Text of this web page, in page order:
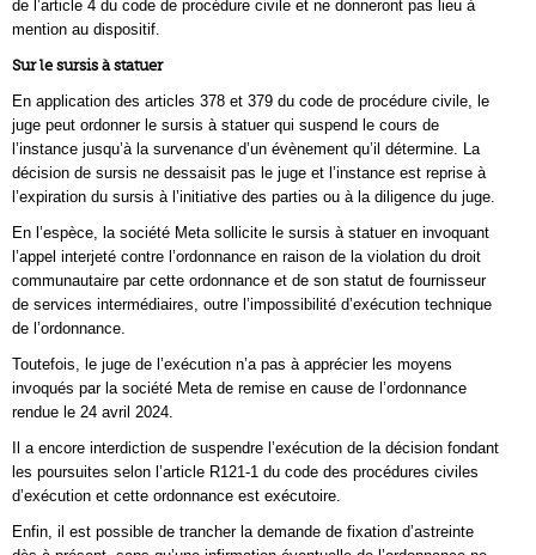
de l’article 4 du code de procédure civile et ne donneront pas lieu à
mention au dispositif.
Sur le sursis à statuer
En application des articles 378 et 379 du code de procédure civile, le
juge peut ordonner le sursis à statuer qui suspend le cours de
l’instance jusqu’à la survenance d’un évènement qu’il détermine. La
décision de sursis ne dessaisit pas le juge et l’instance est reprise à
l’expiration du sursis à l’initiative des parties ou à la diligence du juge.
En l’espèce, la société Meta sollicite le sursis à statuer en invoquant
l’appel interjeté contre l’ordonnance en raison de la violation du droit
communautaire par cette ordonnance et de son statut de fournisseur
de services intermédiaires, outre l’impossibilité d’exécution technique
de l’ordonnance.
Toutefois, le juge de l’exécution n’a pas à apprécier les moyens
invoqués par la société Meta de remise en cause de l’ordonnance
rendue le 24 avril 2024.
Il a encore interdiction de suspendre l’exécution de la décision fondant
les poursuites selon l’article R121-1 du code des procédures civiles
d’exécution et cette ordonnance est exécutoire.
Enfin, il est possible de trancher la demande de fixation d’astreinte